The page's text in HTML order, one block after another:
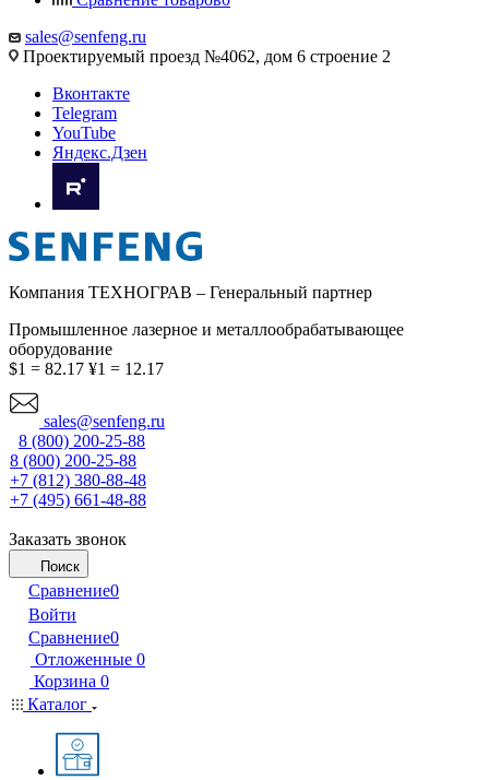
sales@senfeng.ru
Проектируемый проезд №4062, дом 6 строение 2
Вконтакте
Telegram
YouTube
Яндекс.Дзен
Компания ТЕХНОГРАВ – Генеральный партнер
Промышленное лазерное и металлообрабатывающее
оборудование
$1 = 82.17 ¥1 = 12.17
sales@senfeng.ru
8 (800) 200-25-88
8 (800) 200-25-88
+7 (812) 380-88-48
+7 (495) 661-48-88
Заказать звонок
Поиск
Сравнение0
Войти
Сравнение0
Отложенные 0
Корзина 0
Каталог